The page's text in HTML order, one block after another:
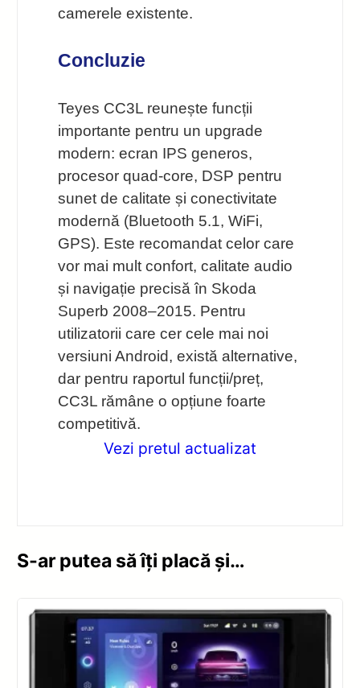
camerele existente.
Concluzie
Teyes CC3L reunește funcții
importante pentru un upgrade
modern: ecran IPS generos,
procesor quad-core, DSP pentru
sunet de calitate și conectivitate
modernă (Bluetooth 5.1, WiFi,
GPS). Este recomandat celor care
vor mai mult confort, calitate audio
și navigație precisă în Skoda
Superb 2008–2015. Pentru
utilizatorii care cer cele mai noi
versiuni Android, există alternative,
dar pentru raportul funcții/preț,
CC3L rămâne o opțiune foarte
competitivă.
Vezi pretul actualizat
S-ar putea să îți placă și…